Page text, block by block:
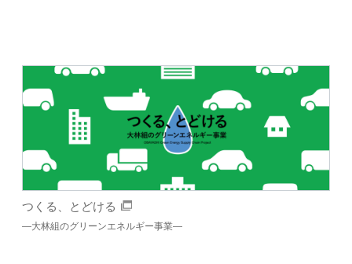
つくる、とどける
―大林組のグリーンエネルギー事業―